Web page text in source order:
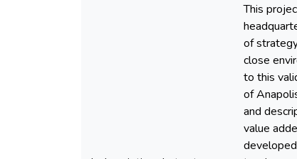
This
of
close
to this
of
and
value